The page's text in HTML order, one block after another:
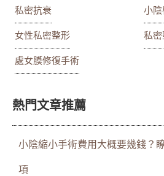
私密抗衰 小陰
女性私密整形 私密
處女膜修復手術
熱門文章推薦
小陰縮小手術費用大概要幾錢？
項